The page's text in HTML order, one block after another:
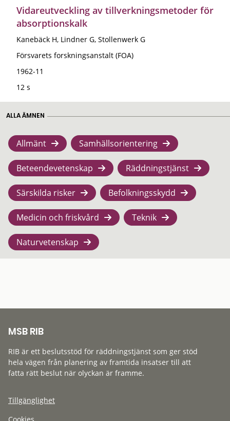
Vidareutveckling av tillverkningsmetoder för
absorptionskalk
Kanebäck H, Lindner G, Stollenwerk G
Försvarets forskningsanstalt (FOA)
1962-11
12 s
ALLA ÄMNEN
Allmänt Samhällsorientering
Beteendevetenskap Räddningstjänst
Särskilda risker Befolkningsskydd
Medicin och friskvård Teknik
Naturvetenskap
MSB RIB
RIB är ett beslutsstöd för räddningstjänst som ger stöd
hela vägen från planering av framtida insatser till att
fatta rätt beslut när olyckan är framme.
Tillgänglighet